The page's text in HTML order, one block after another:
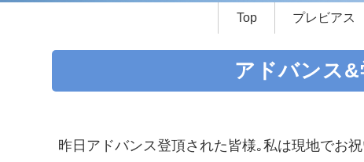
Top プレビアス
アドバンス
昨日アドバンス登頂された皆様｡私は現地でお